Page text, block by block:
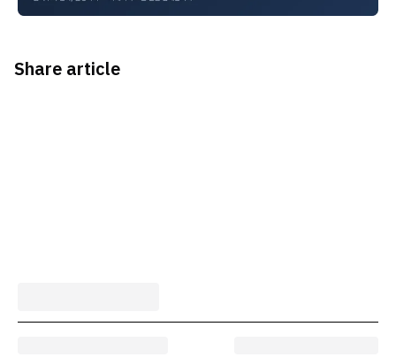
Share article